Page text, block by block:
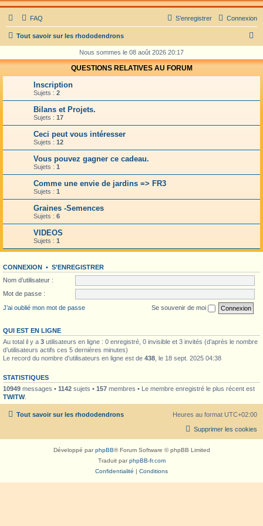
FAQ Connexion
S’enregistrer
Tout savoir sur les rhododendrons
c
h
Nous sommes le 08 août 2026 20:17
QUESTIONS RELATIVES AU FORUM
Inscription
Sujets : 2
Bilans et Projets.
Sujets : 17
Ceci peut vous intéresser
Sujets : 12
Vous pouvez gagner ce cadeau.
Sujets : 1
Comme une envie de jardins => FR3
Sujets : 1
Graines -Semences
Sujets : 6
VIDEOS
Sujets : 1
CONNEXION • S’ENREGISTRER
Nom d’utilisateur :
Mot de passe :
J’ai oublié mon mot de passe
Se souvenir de moi
QUI EST EN LIGNE
Au total il y a 3 utilisateurs en ligne : 0 enregistré, 0 invisible et 3 invités (d’après le nombre
d’utilisateurs actifs ces 5 dernières minutes)
Le record du nombre d’utilisateurs en ligne est de 438 , le 18 sept. 2025 04:38
STATISTIQUES
10949 messages • 1142 sujets • 157 membres • Le membre enregistré le plus récent est
TWITW.
Tout savoir sur les rhododendrons Heures au format UTC+02:00
Supprimer les cookies
Développé parphpBB® Forum Software © phpBB Limited
Traduit parphpBB-fr.com
Confidentialité | Conditions